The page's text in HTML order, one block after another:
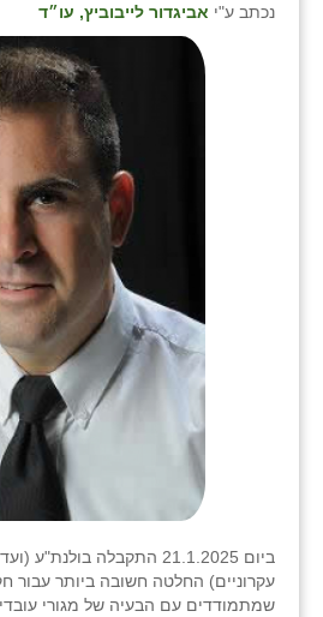
נכתב ע"י אביגדור לייבוביץ, עו״ד
ביום 21.1.2025 התקבלה
עקרוניים) החלטה חשובה ביותר עבור
שמתמודדים עם הבעיה של מגורי